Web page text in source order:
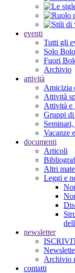
eventi
Tutti gli
Solo
Fuori
Archivio
attività
Amicizia
Attività
Attività e
Gruppi di
Vacanze
documenti
Articoli
Altri
Leggi e
newsletter
Archivio
contatti